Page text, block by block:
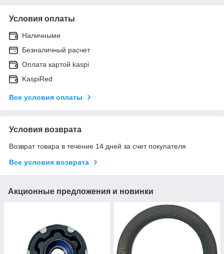
Условия оплаты
Наличными
Безналичный расчет
Оплата картой kaspi
KaspiRed
Все условия оплаты
Условия возврата
Возврат товара в течение 14 дней за счет покупателя
Все условия возврата
Акционные предложения и новинки